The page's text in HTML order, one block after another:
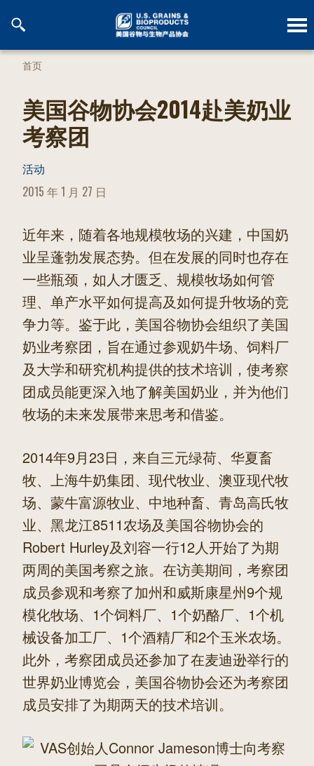
首页
美国谷物协会2014赴美奶业
考察团
活动
POSTED
2015 年 1 月 27 日
近年来，随着各地规模牧场的兴建，中国奶
业呈蓬勃发展态势。但在发展的同时也存在
一些瓶颈，如人才匮乏、规模牧场如何管
理、单产水平如何提高及如何提升牧场的竞
争力等。鉴于此，美国谷物协会组织了美国
奶业考察团，旨在通过参观奶牛场、饲料厂
及大学和研究机构提供的技术培训，使考察
团成员能更深入地了解美国奶业，并为他们
牧场的未来发展带来思考和借鉴。
2014年9月23日，来自三元绿荷、华夏畜
牧、上海牛奶集团、现代牧业、澳亚现代牧
场、蒙牛富源牧业、中地种畜、青岛高氏牧
业、黑龙江8511农场及美国谷物协会的
Robert Hurley及刘容一行12人开始了为期
两周的美国考察之旅。在访美期间，考察团
成员参观和考察了加州和威斯康星州9个规
模化牧场、1个饲料厂、1个奶酪厂、1个机
械设备加工厂、1个酒精厂和2个玉米农场。
此外，考察团成员还参加了在麦迪逊举行的
世界奶业博览会，美国谷物协会还为考察团
成员安排了为期两天的技术培训。